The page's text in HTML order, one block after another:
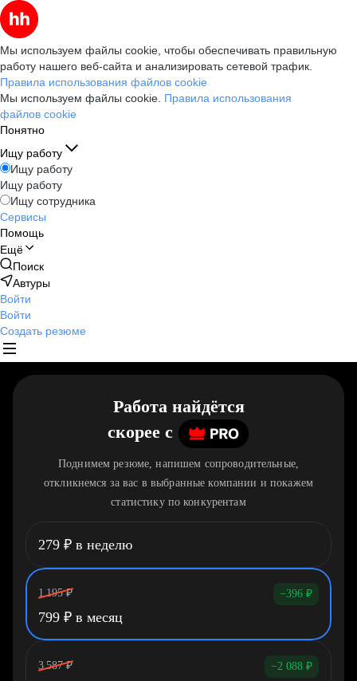
Мы используем файлы cookie, чтобы обеспечивать правильную
работу нашего веб-сайта и анализировать сетевой трафик.
Правила использования файлов cookie
Мы используем файлы cookie. Правила использования
файлов cookie
Понятно
Ищу работу
Ищу работу
Ищу работу
Ищу сотрудника
Сервисы
Помощь
Ещё
Поиск
Автуры
Войти
Войти
Создать резюме
Работа найдётся
скорее c
Поднимем резюме, напишем сопроводительные,
откликнемся за вас в выбранные компании и покажем
статистику по конкурентам
279 ₽ в неделю
1 195 ₽ −396 ₽
799 ₽ в месяц
3 587 ₽ −2 088 ₽